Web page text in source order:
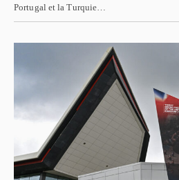
Portugal et la Turquie…